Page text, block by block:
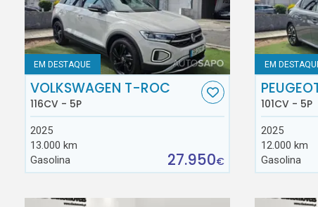
EM DESTAQUE
VOLKSWAGEN T-ROC
116CV - 5P
2025
13.000 km
Gasolina
27.950€
EM
101CV - 5P
2025
12.000 km
Gasolina